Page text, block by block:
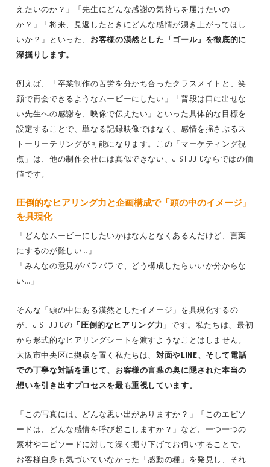
えたいのか？」「先生にどんな感謝の気持ちを届けたいの
か？」「将来、見返したときにどんな感情が湧き上がってほし
いか？」といった、 お客様の漠然とした「ゴール」を徹底的に
深掘りします。
例えば、「卒業制作の苦労を分かち合ったクラスメイトと、笑
顔で再会できるようなムービーにしたい」「普段は口に出せな
い先生への感謝を、映像で伝えたい」といった具体的な目標を
設定することで、単なる記録映像ではなく、感情を揺さぶるス
トーリーテリングが可能になります。この「マーケティング視
点」は、他の制作会社には真似できない、J STUDIOならではの価
値です。
圧倒的なヒアリング力と企画構成で「頭の中のイメージ」
を具現化
「どんなムービーにしたいかはなんとなくあるんだけど、言葉
にするのが難しい…」
「みんなの意見がバラバラで、どう構成したらいいか分からな
い…」
そんな「頭の中にある漠然としたイメージ」を具現化するの
が、J STUDIOの 「圧倒的なヒアリング力」 です。私たちは、最初
から形式的なヒアリングシートを渡すようなことはしません。
大阪市中央区に拠点を置く私たちは、対面やLINE、そして電話
での丁寧な対話を通じて、お客様の言葉の奥に隠された本当の
想いを引き出すプロセスを最も重視しています。
「この写真には、どんな思い出がありますか？」「このエピソ
ードは、どんな感情を呼び起こしますか？」など、一つ一つの
素材やエピソードに対して深く掘り下げてお伺いすることで、
お客様自身も気づいていなかった「感動の種」を発見し、それ